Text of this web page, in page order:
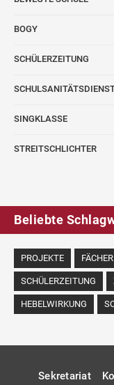
BOGY
SCHÜLERZEITUNG
SINGKLASSE
STREITSCHLICHTER
Beliebte
PROJEKTE FÄCHER
SCHÜLERZEITUNG
HEBELWIRKUNG
Sekretariat